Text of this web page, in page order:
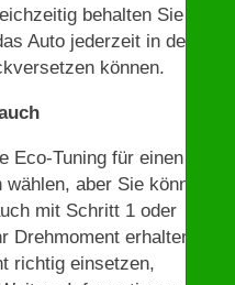
behalten Sie
Auto jederzeit in den
können.
Eco-Tuning für einen
aber Sie können
mit Schritt 1 oder
erhalten.
richtig einsetzen,